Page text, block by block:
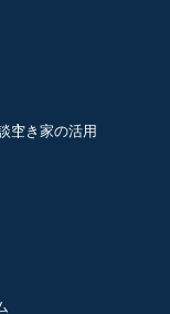
空き家の活用